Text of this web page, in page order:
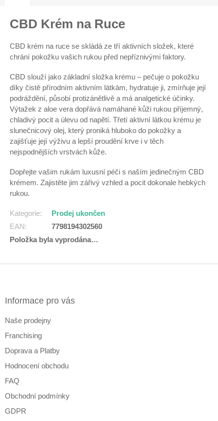
CBD Krém na Ruce
CBD krém na ruce se skládá ze tří aktivních složek, které
chrání pokožku vašich rukou před nepříznivými faktory.
CBD slouží jako základní složka krému – pečuje o pokožku
díky čistě přírodním aktivním látkám, hydratuje ji, zmírňuje její
podráždění, působí protizánětlivě a má analgetické účinky.
Výtažek z aloe vera dopřává namáhané kůži rukou příjemný,
chladivý pocit a úlevu od napětí. Třetí aktivní látkou krému je
slunečnicový olej, který proniká hluboko do pokožky a
zajišťuje její výživu a lepší proudění krve i v těch
nejspodnějších vrstvách kůže.
Dopřejte vašim rukám luxusní péči s naším jedinečným CBD
krémem. Zajistěte jim zářivý vzhled a pocit dokonale hebkých
rukou.
Kategorie:
Prodej ukončen
EAN:
7798194302560
Položka byla vyprodána…
Informace pro vás
Naše prodejny
Franchising
Doprava a Platby
Hodnocení obchodu
FAQ
Obchodní podmínky
GDPR